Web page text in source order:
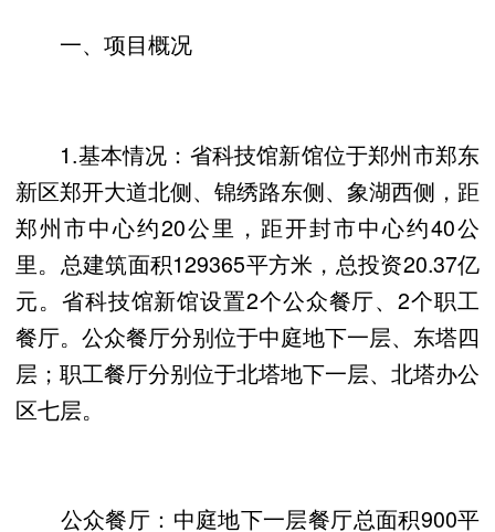
一、项目概况
1.基本情况：省科技馆新馆位于郑州市郑东
新区郑开大道北侧、锦绣路东侧、象湖西侧，距
郑州市中心约20公里，距开封市中心约40公
里。总建筑面积129365平方米，总投资20.37亿
元。省科技馆新馆设置2个公众餐厅、2个职工
餐厅。公众餐厅分别位于中庭地下一层、东塔四
层；职工餐厅分别位于北塔地下一层、北塔办公
区七层。
公众餐厅：中庭地下一层餐厅总面积900平